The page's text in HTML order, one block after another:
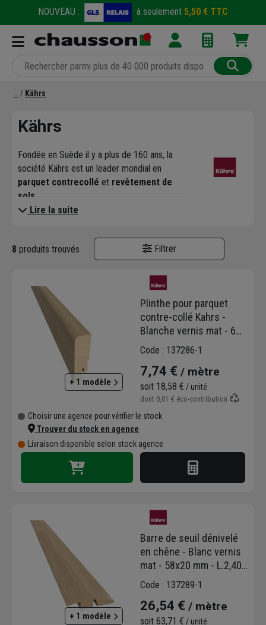
NOUVEAU : à seulement 5,50 € TTC
Kährs
Kährs
Fondée en Suède il y a plus de 160 ans, la
société Kährs est un leader mondial en
parquet contrecollé et revêtement de
sols
Découvrez une large gamme
habiller les sols de vos maisons, bureaux,
magasins, hôtels, salles de concert, théâtres
Lire la suite
8 produits trouvés Filtrer
+ 1 modèle
Plinthe pour parquet
contre-collé Kahrs -
Blanche vernis mat - 6
CM x 1,6 CM - longueur
Code : 137286-1
7,74 € / mètre
soit 18,58 € / unité
dont 0,01 € éco-contribution
Choisir une agence pour vérifier le stock
Trouver du stock en agence
Livraison disponible selon stock agence
+ 1 modèle
Barre de seuil dénivelé
en chêne - Blanc vernis
mat - 58x20 mm - L.2,40
ml
Code : 137289-1
26,54 € / mètre
soit 63,71 € / unité